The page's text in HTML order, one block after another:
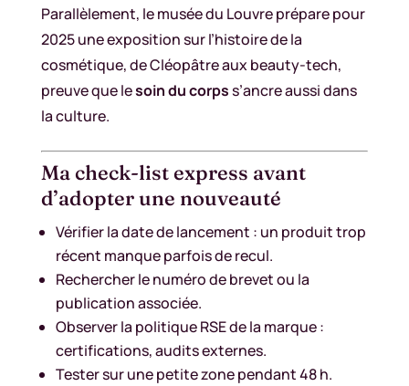
Parallèlement, le musée du Louvre prépare pour
2025 une exposition sur l’histoire de la
cosmétique, de Cléopâtre aux beauty-tech,
preuve que lesoin du corpss’ancre aussi dans
la culture.
Ma check-list express avant
d’adopter une nouveauté
Vérifier la date de lancement : un produit trop
récent manque parfois de recul.
Rechercher le numéro de brevet ou la
publication associée.
Observer la politique RSE de la marque :
certifications, audits externes.
Tester sur une petite zone pendant 48 h.